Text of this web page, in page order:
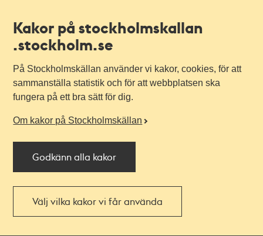
Kakor på stockholmskallan
.stockholm.se
På Stockholmskällan använder vi kakor, cookies, för att
sammanställa statistik och för att webbplatsen ska
fungera på ett bra sätt för dig.
Om kakor på Stockholmskällan
Godkänn alla kakor
Välj vilka kakor vi får använda